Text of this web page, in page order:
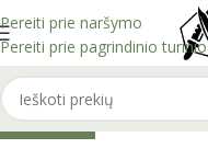
Pereiti prie naršymo
Pereiti prie pagrindinio turinio